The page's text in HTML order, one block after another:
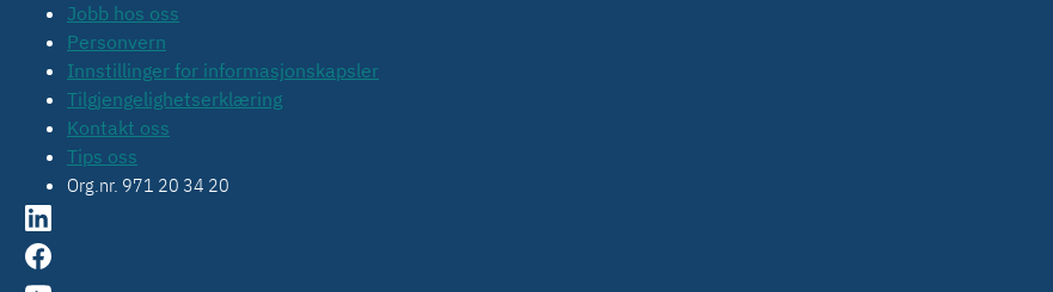
Jobb hos oss
Personvern
Innstillinger for informasjonskapsler
Tilgjengelighetserklæring
Kontakt oss
Tips oss
Org.nr. 971 20 34 20